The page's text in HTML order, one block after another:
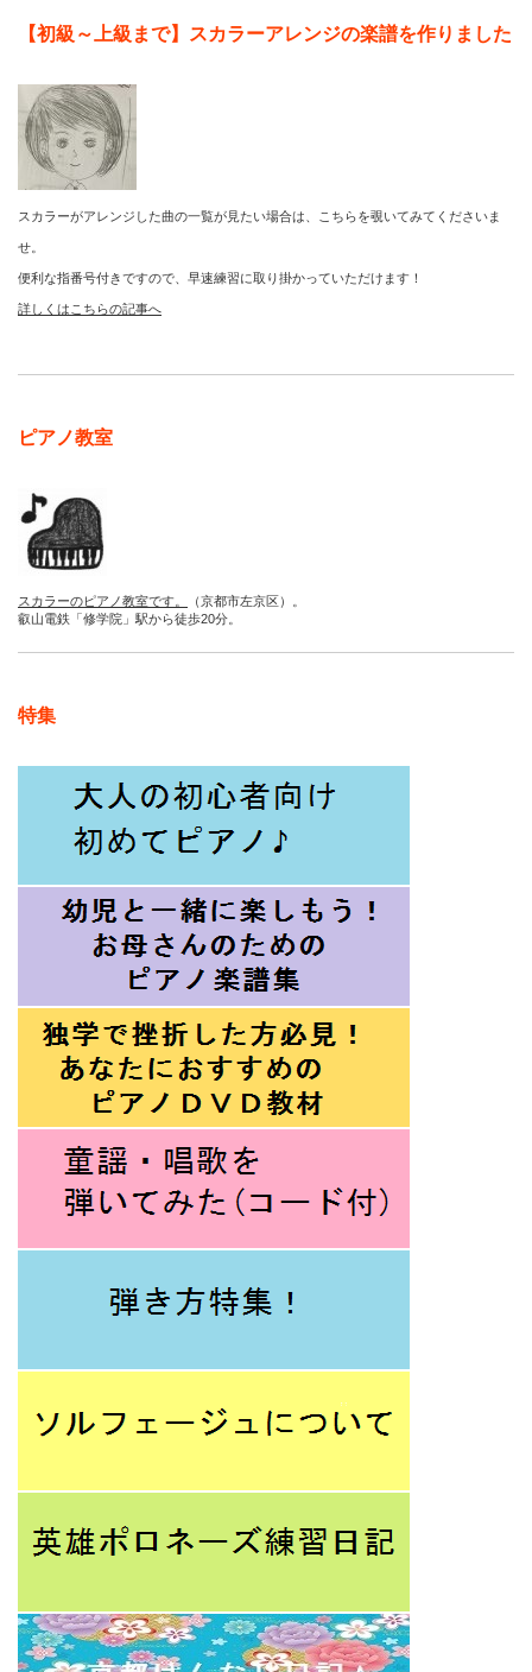
【初級～上級まで】スカラーアレンジの楽譜を作りました
スカラーがアレンジした曲の一覧が見たい場合は、こちらを覗いてみてくださいま
せ。
便利な指番号付きですので、早速練習に取り掛かっていただけます！
詳しくはこちらの記事へ
ピアノ教室
スカラーのピアノ教室です。
（京都市左京区）。
叡山電鉄「修学院」駅から徒歩20分。
特集